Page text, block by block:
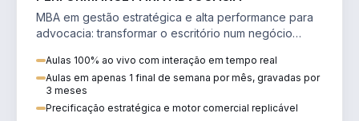
MBA em gestão estratégica e alta performance para
advocacia: transformar o escritório num negócio
Aulas 100% ao vivo com interação em tempo real
Aulas em apenas 1 final de semana por mês, gravadas por
3 meses
Precificação estratégica e motor comercial replicável